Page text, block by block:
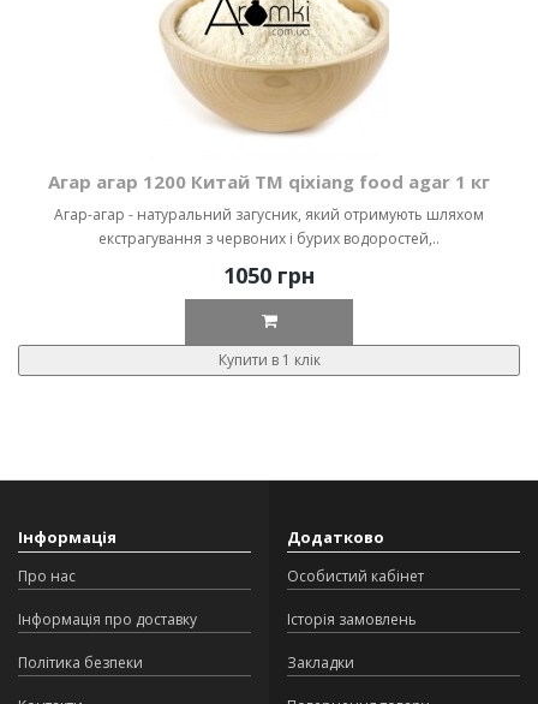
Агар агар 1200 Китай ТМ qixiang food agar 1 кг
Агар-агар - натуральний загусник, який отримують шляхом
екстрагування з червоних і бурих водоростей,..
1050 грн
Купити в 1 клік
Інформація
Про нас
Інформація про доставку
Політика безпеки
Додатково
Особистий кабінет
Історія замовлень
Закладки